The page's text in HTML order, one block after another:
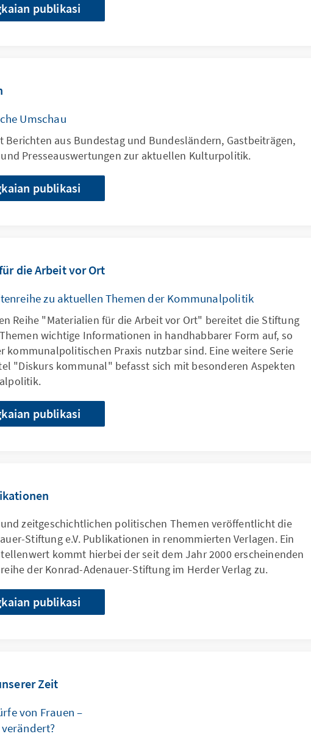
publikasi
Umschau
Berichten aus Bundestag und Bundesländern, Gastbeiträgen,
und Presseauswertungen zur aktuellen Kulturpolitik.
publikasi
die Arbeit vor Ort
zu aktuellen Themen der Kommunalpolitik
Reihe "Materialien für die Arbeit vor Ort" bereitet die Stiftung
wichtige Informationen in handhabbarer Form auf, so
kommunalpolitischen Praxis nutzbar sind. Eine weitere Serie
"Diskurs kommunal" befasst sich mit besonderen Aspekten
publikasi
zeitgeschichtlichen politischen Themen veröffentlicht die
Stiftung e.V. Publikationen in renommierten Verlagen. Ein
kommt hierbei der seit dem Jahr 2000 erscheinenden
der Konrad-Adenauer-Stiftung im Herder Verlag zu.
publikasi
Zeit
von Frauen –